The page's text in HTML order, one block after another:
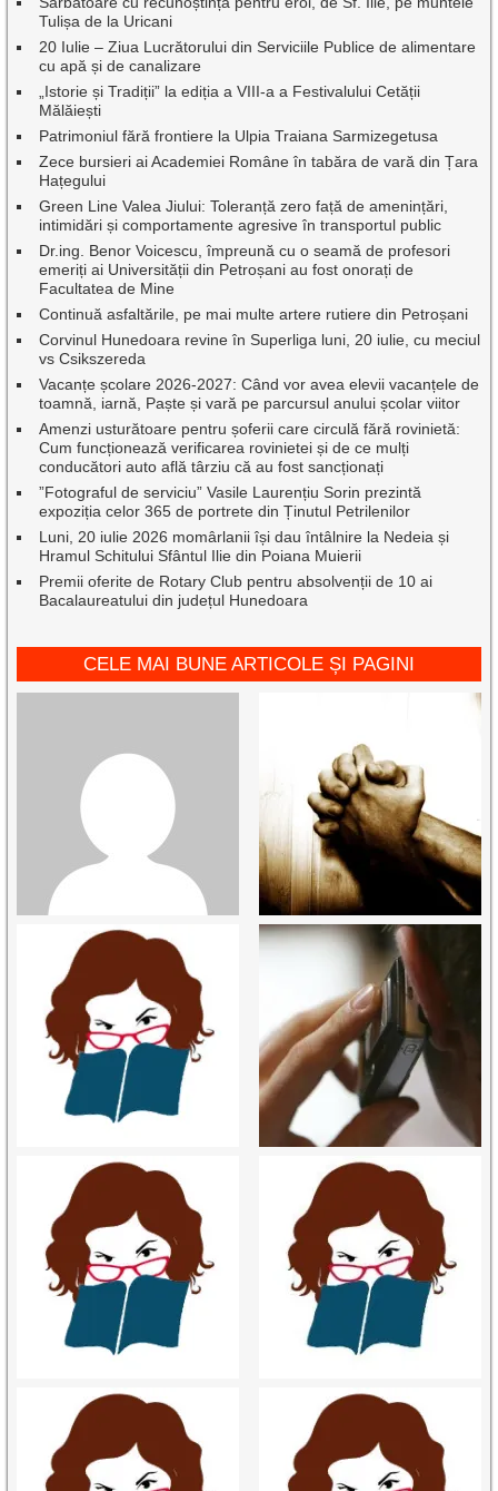
Tulișa de la Uricani
20 Iulie – Ziua Lucrătorului din Serviciile Publice de alimentare
cu apă și de canalizare
„Istorie și Tradiții” la ediția a VIII-a a Festivalului Cetății
Mălăiești
Patrimoniul fără frontiere la Ulpia Traiana Sarmizegetusa
Zece bursieri ai Academiei Române în tabăra de vară din Țara
Hațegului
Green Line Valea Jiului: Toleranță zero față de amenințări,
intimidări și comportamente agresive în transportul public
Dr.ing. Benor Voicescu, împreună cu o seamă de profesori
emeriți ai Universității din Petroșani au fost onorați de
Facultatea de Mine
Continuă asfaltările, pe mai multe artere rutiere din Petroșani
Corvinul Hunedoara revine în Superliga luni, 20 iulie, cu meciul
vs Csikszereda
Vacanțe școlare 2026-2027: Când vor avea elevii vacanțele de
toamnă, iarnă, Paște și vară pe parcursul anului școlar viitor
Amenzi usturătoare pentru șoferii care circulă fără rovinietă:
Cum funcționează verificarea rovinietei și de ce mulți
conducători auto află târziu că au fost sancționați
”Fotograful de serviciu” Vasile Laurențiu Sorin prezintă
expoziția celor 365 de portrete din Ținutul Petrilenilor
Luni, 20 iulie 2026 momârlanii își dau întâlnire la Nedeia și
Hramul Schitului Sfântul Ilie din Poiana Muierii
Premii oferite de Rotary Club pentru absolvenții de 10 ai
Bacalaureatului din județul Hunedoara
CELE MAI BUNE ARTICOLE ȘI PAGINI